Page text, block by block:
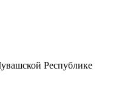
Республике